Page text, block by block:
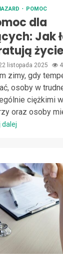
POMOC
dla
Jak
życie
listopada 2025
zimy, gdy
osoby w
ciężkimi
oraz osoby
dalej